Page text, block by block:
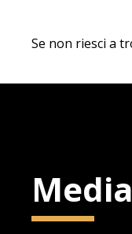
Se non riesci a
Media